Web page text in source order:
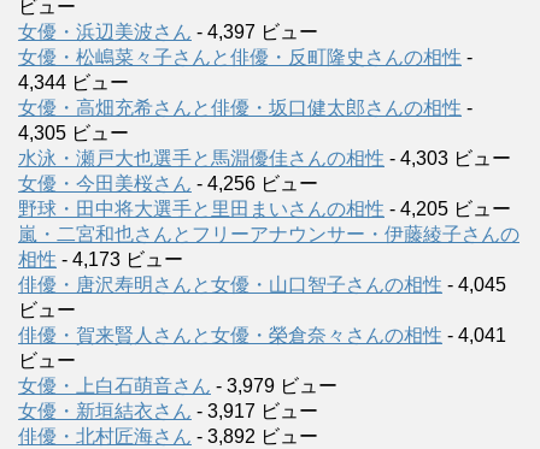
ビュー
女優・浜辺美波さん - 4,397 ビュー
女優・松嶋菜々子さんと俳優・反町隆史さんの相性 -
4,344 ビュー
女優・高畑充希さんと俳優・坂口健太郎さんの相性 -
4,305 ビュー
水泳・瀬戸大也選手と馬淵優佳さんの相性 - 4,303 ビュー
女優・今田美桜さん - 4,256 ビュー
野球・田中将大選手と里田まいさんの相性 - 4,205 ビュー
嵐・二宮和也さんとフリーアナウンサー・伊藤綾子さんの
相性 - 4,173 ビュー
俳優・唐沢寿明さんと女優・山口智子さんの相性 - 4,045
ビュー
俳優・賀来賢人さんと女優・榮倉奈々さんの相性 - 4,041
ビュー
女優・上白石萌音さん - 3,979 ビュー
女優・新垣結衣さん - 3,917 ビュー
俳優・北村匠海さん - 3,892 ビュー